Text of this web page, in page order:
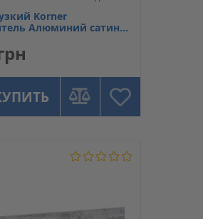
Korner
Алюминий сатин